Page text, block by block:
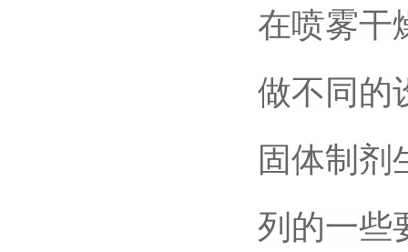
在喷雾干
做不同的
固体制剂
列的一些